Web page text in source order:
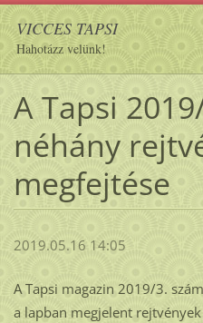
VICCES TAPSI
Hahotázz velünk!
A Tapsi
néhány
megfejtése
2019.05.16 14:05
A Tapsi magazin 2019/3.
a lapban megjelent